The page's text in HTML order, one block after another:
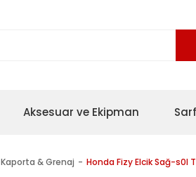
Aksesuar ve Ekipman
Kaporta & Grenaj Honda Fizy Elcik Sağ-s0l